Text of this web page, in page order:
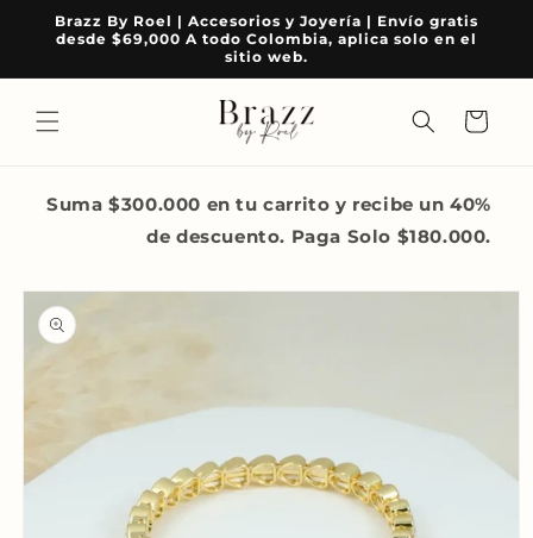
directamente
al contenido
Brazz By Roel | Accesorios y Joyería | Envío gratis
desde $69,000 A todo Colombia, aplica solo en el
sitio web.
Carrito
Suma $300.000 en tu carrito y recibe un 40%
de descuento. Paga Solo $180.000.
directamente
información